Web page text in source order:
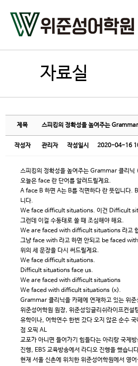
자료실
제목 스피킹의 정확성을 높여주는
작성자 관리자 작성일시 2020-04-16
스피킹의 정확성을 높여주는 Grammar 클리닉
오늘은 face 란 단어를 알려드릴게요.
A face B 하면 A는 B를 직면하다 란 뜻입니다.
니다.
We face difficult situations. 이건 Difficult
그런데 이걸 수동태로 쓸 때 조심해야 해요.
We are faced with difficult situations 라고
그냥 face with 라고 하면 안되고 be faced
위의 세 문장을 다시 써드릴게요.
We face difficult situations.
Difficult situations face us.
We are faced with difficult situations
We faced with difficult situations (x).
Grammar 클리닉을 카페에 연재하고 있는 위
위준성어학원 원장, 위준성잉글리쉬라이프컨설
유학이나, 어학연수 한번 갔다 오지 않은 순수
점 오픽 AL
교포가 아니면 들어가기 힘들다는 아리랑 국제
진행, EBS 교육방송에서 라디오 진행을 했습니
현재 서울 신촌에 위치한 위준성어학원에서 영